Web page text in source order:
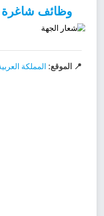
وظائف شاغرة
📍 الموقع: المملكة